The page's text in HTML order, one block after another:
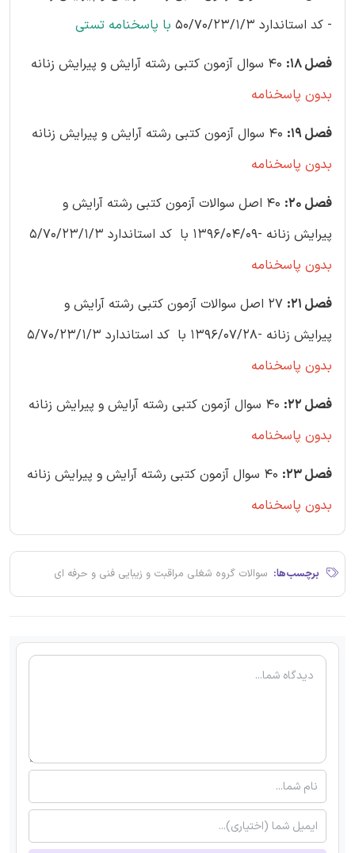
- کد استاندارد 50/70/23/1/3
با پاسخنامه تستی
فصل 18:
بدون پاسخنامه
فصل 19:
بدون پاسخنامه
فصل 20:
40 اصل سوالات آزمون کتبی رشته آرایش و
پیرایش زنانه -1396/04/09 با کد استاندارد 5/70/23/1/3
بدون پاسخنامه
فصل 21:
27 اصل سوالات آزمون کتبی رشته آرایش و
پیرایش زنانه -1396/07/28 با کد استاندارد 5/70/23/1/3
بدون پاسخنامه
فصل 22:
بدون پاسخنامه
فصل 23:
بدون پاسخنامه
برچسب‌ها: سوالات گروه شغلی مراقبت و زیبایی فنی و حرفه ای